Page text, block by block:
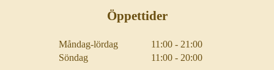
Öppettider
Måndag-lördag
11:00 - 21:00
Söndag
11:00 - 20:00